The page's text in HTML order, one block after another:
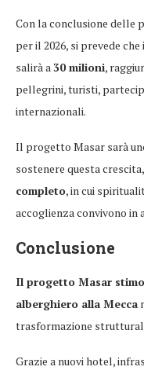
Con la conclusione delle
per il 2026, si prevede
salirà a30 milioni,
pellegrini, turisti,
internazionali.
Il progetto Masar sarà
sostenere questa
completo, in cui
accoglienza convivono in
Conclusione
Il progetto Masar
alberghiero alla Mecca
trasformazione
Grazie a nuovi hotel,